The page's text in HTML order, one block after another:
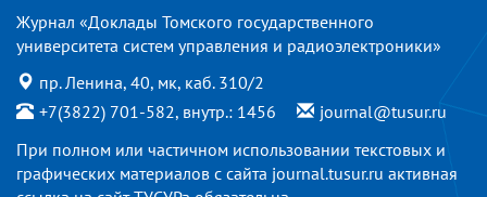
Журнал «Доклады Томского государственного
университета систем управления и радиоэлектроники»
пр. Ленина, 40, мк, каб. 310/2
+7(3822) 701-582, внутр.: 1456
journal@tusur.ru
При полном или частичном использовании текстовых и
графических материалов с сайта journal.tusur.ru активная